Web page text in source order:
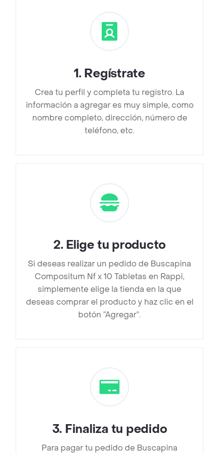
1. Regístrate
Crea tu perfil y completa tu registro. La
información a agregar es muy simple, como
nombre completo, dirección, número de
teléfono, etc.
2. Elige tu producto
Si deseas realizar un pedido de Buscapina
Compositum Nf x 10 Tabletas en Rappi,
simplemente elige la tienda en la que
deseas comprar el producto y haz clic en el
botón “Agregar”.
3. Finaliza tu pedido
Para pagar tu pedido de Buscapina